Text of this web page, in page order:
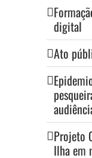
digital
Ato
Projeto
Ilha em